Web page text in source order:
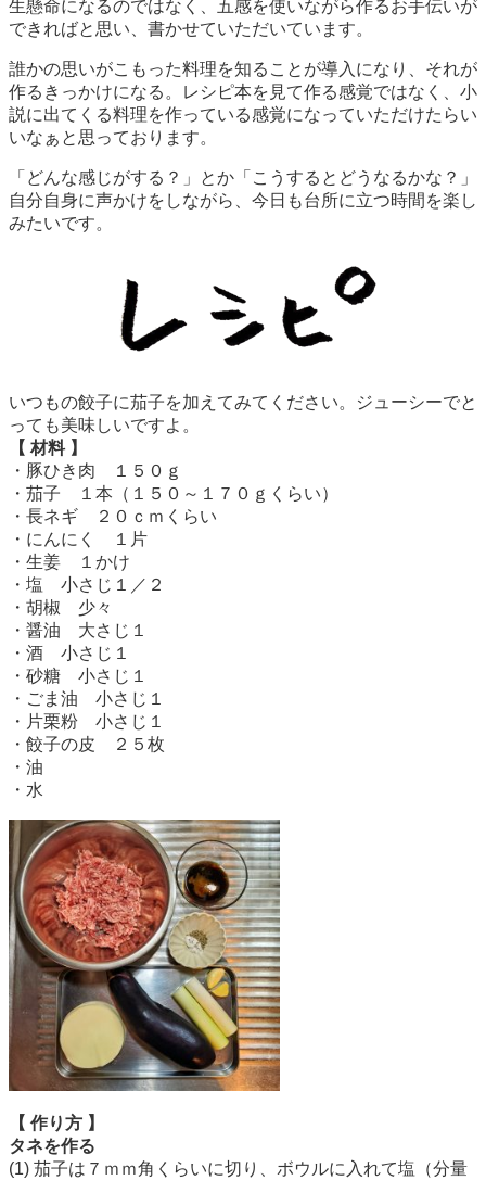
生懸命になるのではなく、五感を使いながら作るお手伝いが
できればと思い、書かせていただいています。
誰かの思いがこもった料理を知ることが導入になり、それが
作るきっかけになる。レシピ本を見て作る感覚ではなく、小
説に出てくる料理を作っている感覚になっていただけたらい
いなぁと思っております。
「どんな感じがする？」とか「こうするとどうなるかな？」
自分自身に声かけをしながら、今日も台所に立つ時間を楽し
みたいです。
いつもの餃子に茄子を加えてみてください。ジューシーでと
っても美味しいですよ。
【 材料 】
・豚ひき肉 １５０ｇ
・茄子 １本（１５０～１７０ｇくらい）
・長ネギ ２０ｃｍくらい
・にんにく １片
・生姜 １かけ
・塩 小さじ１／２
・胡椒 少々
・醤油 大さじ１
・酒 小さじ１
・砂糖 小さじ１
・ごま油 小さじ１
・片栗粉 小さじ１
・餃子の皮 ２５枚
・油
・水
【 作り方 】
タネを作る
(1) 茄子は７ｍｍ角くらいに切り、ボウルに入れて塩（分量